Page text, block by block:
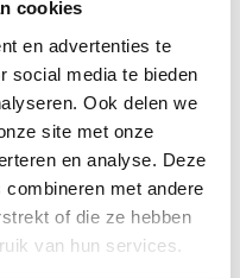
cookies
en advertenties te
social media te bieden
Ook delen we
site met onze
en analyse. Deze
met andere
of die ze hebben
van hun services.
eenmaal op
overnemen”,
nu ook leerlingen. Ik
ze tegenaan lopen,
vinden.”